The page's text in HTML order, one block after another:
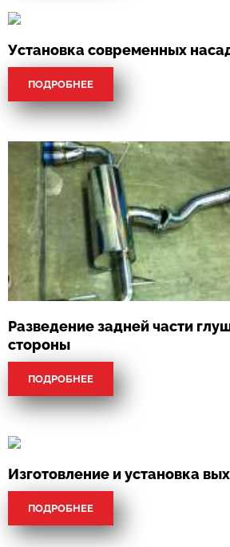
Установка современных
ПОДРОБНЕЕ
Разведение задней части
стороны
ПОДРОБНЕЕ
Изготовление и установка
ПОДРОБНЕЕ